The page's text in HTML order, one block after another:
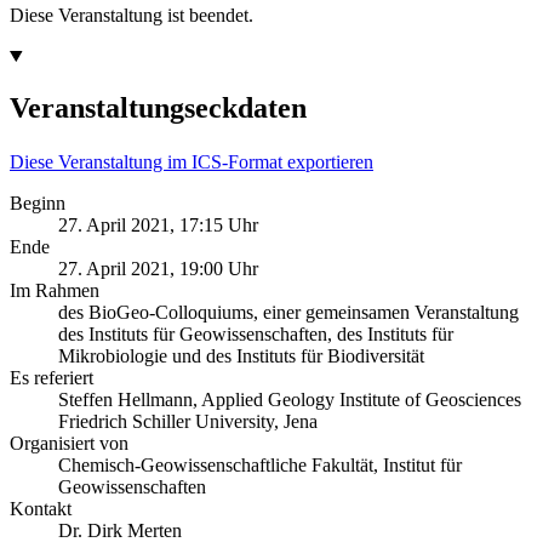
Diese Veranstaltung ist beendet.
Veranstaltungseckdaten
Diese Veranstaltung im ICS-Format exportieren
Beginn
27. April 2021, 17:15 Uhr
Ende
27. April 2021, 19:00 Uhr
Im Rahmen
des BioGeo-Colloquiums, einer gemeinsamen Veranstaltung
des Instituts für Geowissenschaften, des Instituts für
Mikrobiologie und des Instituts für Biodiversität
Es referiert
Steffen Hellmann, Applied Geology Institute of Geosciences
Friedrich Schiller University, Jena
Organisiert von
Chemisch-Geowissenschaftliche Fakultät, Institut für
Geowissenschaften
Kontakt
Dr. Dirk Merten